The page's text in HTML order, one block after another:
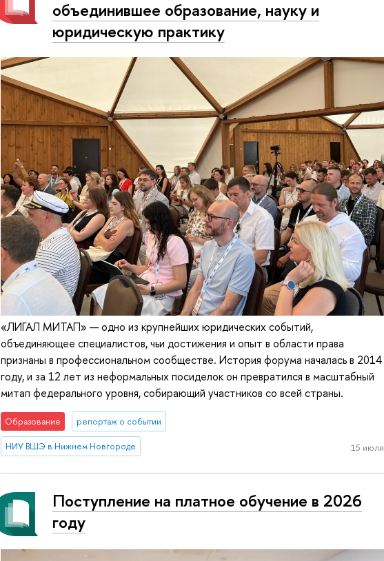
объединившее образование, науку и
юридическую практику
«ЛИГАЛ МИТАП» — одно из крупнейших юридических событий,
объединяющее специалистов, чьи достижения и опыт в области права
признаны в профессиональном сообществе. История форума началась в 2014
году, и за 12 лет из неформальных посиделок он превратился в масштабный
митап федерального уровня, собирающий участников со всей страны.
Образование репортаж о событии
НИУ ВШЭ в Нижнем Новгороде 15 июля
Поступление на платное обучение в 2026
году